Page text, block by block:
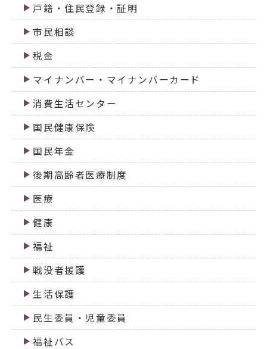
戸籍・住民登録・証明
市民相談
税金
マイナンバー・マイナンバーカード
消費生活センター
国民健康保険
国民年金
後期高齢者医療制度
医療
健康
福祉
戦没者援護
生活保護
民生委員・児童委員
福祉バス